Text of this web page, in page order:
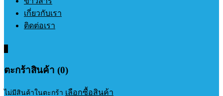
เกี่ยวกับเรา
ติดต่อเรา
ตะกร้าสินค้า (0)
ไม่มีสินค้าในตะกร้า เลือกซื้อสินค้า